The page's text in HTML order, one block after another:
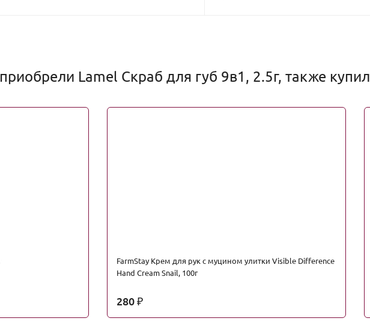
Lamel Скраб для губ 9в1, 2.5г, также
FarmStay Крем для рук с муцином улитки Visible Difference
Hand Cream Snail, 100г
280 ₽